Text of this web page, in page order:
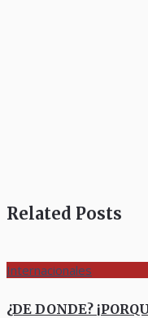
Related Posts
Internacionales
¿DE DONDE?